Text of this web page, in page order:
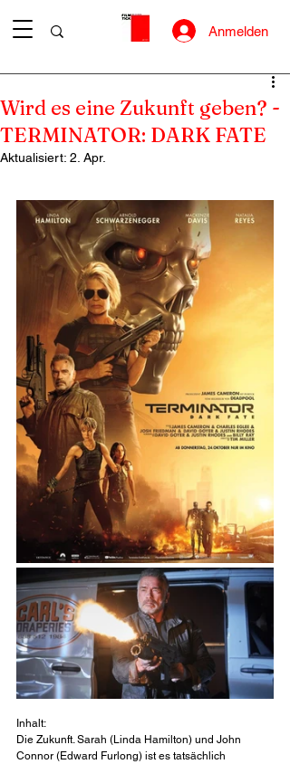
Anmelden
Wird es eine Zukunft geben? -
TERMINATOR: DARK FATE
Aktualisiert: 2. Apr.
Inhalt:
Die Zukunft. Sarah (Linda Hamilton) und John
Connor (Edward Furlong) ist es tatsächlich